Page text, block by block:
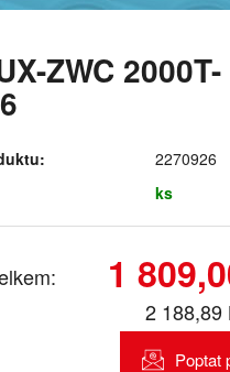
ZWC 2000T-
2270926
ks
1
2
Poptat